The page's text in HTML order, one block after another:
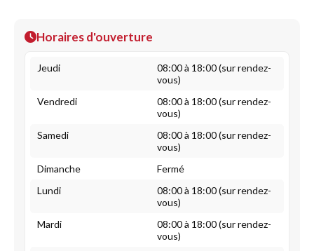
Horaires d'ouverture
Jeudi
08:00 à 18:00 (sur rendez-
vous)
Vendredi
08:00 à 18:00 (sur rendez-
vous)
Samedi
08:00 à 18:00 (sur rendez-
vous)
Dimanche
Fermé
Lundi
08:00 à 18:00 (sur rendez-
vous)
Mardi
08:00 à 18:00 (sur rendez-
vous)